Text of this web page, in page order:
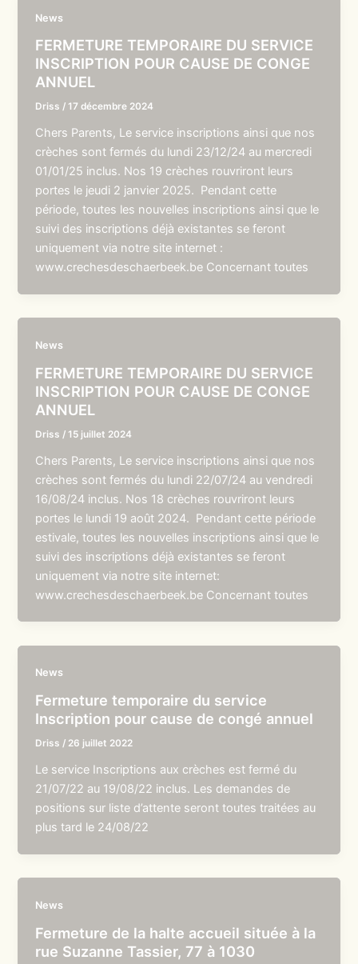
News
FERMETURE TEMPORAIRE DU SERVICE
INSCRIPTION POUR CAUSE DE CONGE
ANNUEL
Driss /17 décembre 2024
Chers Parents, Le service inscriptions ainsi que nos
crèches sont fermés du lundi 23/12/24 au mercredi
01/01/25 inclus. Nos 19 crèches rouvriront leurs
portes le jeudi 2 janvier 2025. Pendant cette
période, toutes les nouvelles inscriptions ainsi que le
suivi des inscriptions déjà existantes se feront
uniquement via notre site internet :
www.crechesdeschaerbeek.be Concernant toutes
News
FERMETURE TEMPORAIRE DU SERVICE
INSCRIPTION POUR CAUSE DE CONGE
ANNUEL
Driss /15 juillet 2024
Chers Parents, Le service inscriptions ainsi que nos
crèches sont fermés du lundi 22/07/24 au vendredi
16/08/24 inclus. Nos 18 crèches rouvriront leurs
portes le lundi 19 août 2024. Pendant cette période
estivale, toutes les nouvelles inscriptions ainsi que le
suivi des inscriptions déjà existantes se feront
uniquement via notre site internet:
www.crechesdeschaerbeek.be Concernant toutes
News
Fermeture temporaire du service
Inscription pour cause de congé annuel
Driss / 26 juillet 2022
Le service Inscriptions aux crèches est fermé du
21/07/22 au 19/08/22 inclus. Les demandes de
positions sur liste d’attente seront toutes traitées au
plus tard le 24/08/22
News
Fermeture de la halte accueil située à la
rue Suzanne Tassier, 77 à 1030